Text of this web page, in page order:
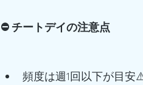
⛔ チートデイの注意点
頻度は週1回以下が目安